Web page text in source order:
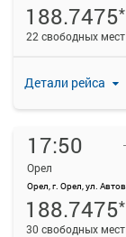
Детали рейса
188.7475*
22 свободных мест
17:50
Орел
188.7475*
30 свободных мест